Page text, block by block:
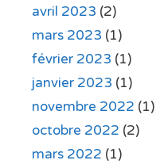
avril 2023 (2)
mars 2023 (1)
février 2023 (1)
janvier 2023 (1)
novembre 2022 (1)
octobre 2022 (2)
mars 2022 (1)